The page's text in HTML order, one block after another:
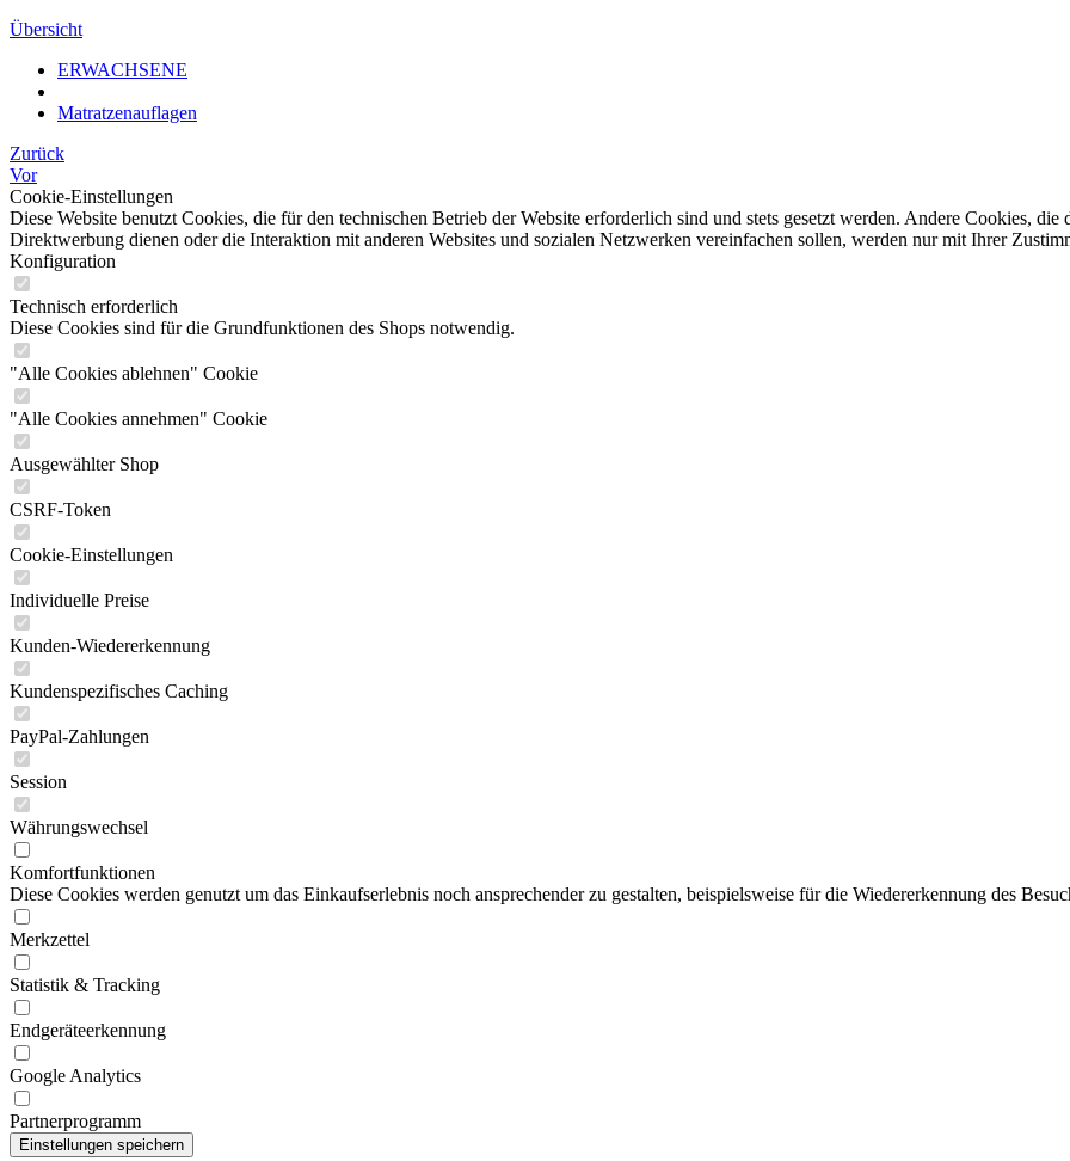
Übersicht
ERWACHSENE
Matratzenauflagen
Zurück
Vor
Cookie-Einstellungen
Diese Website benutzt Cookies, die für den technischen Betrieb der Website erforderlich sind und stets gesetzt werden. Andere Cookies,
Direktwerbung dienen oder die Interaktion mit anderen Websites und sozialen Netzwerken vereinfachen sollen, werden nur mit Ihrer
Konfiguration
Technisch erforderlich
Diese Cookies sind für die Grundfunktionen des Shops notwendig.
"Alle Cookies ablehnen" Cookie
"Alle Cookies annehmen" Cookie
Ausgewählter Shop
CSRF-Token
Cookie-Einstellungen
Individuelle Preise
Kunden-Wiedererkennung
Kundenspezifisches Caching
PayPal-Zahlungen
Session
Währungswechsel
Komfortfunktionen
Diese Cookies werden genutzt um das Einkaufserlebnis noch ansprechender zu gestalten, beispielsweise für die Wiedererkennung des
Merkzettel
Statistik & Tracking
Endgeräteerkennung
Google Analytics
Partnerprogramm